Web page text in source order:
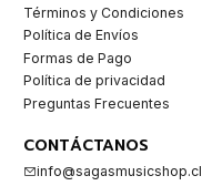
Términos y Condiciones
Política de Envíos
Formas de Pago
Política de privacidad
Preguntas Frecuentes
CONTÁCTANOS
info@sagasmusicshop.cl